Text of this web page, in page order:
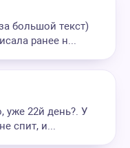
большой текст)
ранее н...
уже 22й день?. У
спит, и...